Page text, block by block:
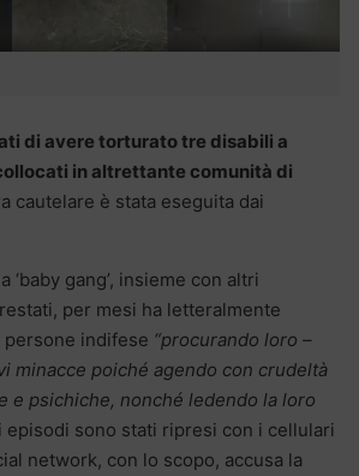
di avere torturato tre disabili a
in altrettante comunità di
cautelare è stata eseguita dai
‘baby gang’, insieme con altri
per mesi ha letteralmente
indifese “procurando loro –
minacce poiché agendo con crudeltà
e psichiche, nonché ledendo la loro
episodi sono stati ripresi con i cellulari
network, con lo scopo, accusa la